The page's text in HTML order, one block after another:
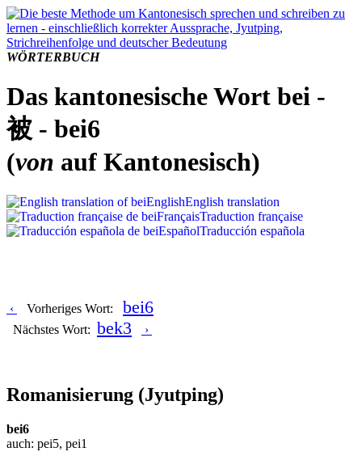
WÖRTERBUCH
Das kantonesische Wort bei -
被 - bei6
(von auf Kantonesisch)
EnglishEnglish translation
FrançaisTraduction française
EspañolTraducción española
‹ Vorheriges Wort: bei6
Nächstes Wort: bek3 ›
Romanisierung (Jyutping)
bei6
auch: pei5, pei1